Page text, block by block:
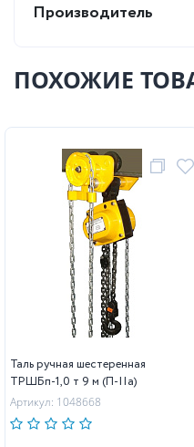
Производитель
ПОХОЖИЕ
Таль ручная шестеренная
ТРШБп-1,0 т 9 м (П-IIa)
Артикул: 1048668